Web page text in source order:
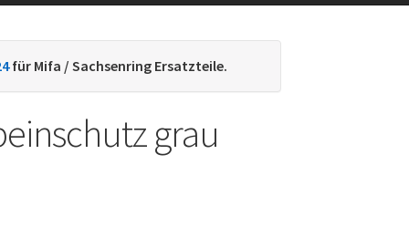
für Mifa / Sachsenring Ersatzteile.
grau